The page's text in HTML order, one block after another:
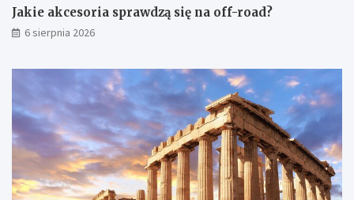
s
i
ę
a
f
-
r
a
d
n
a
c
:
a
k
t
c
z
Jakie akcesoria sprawdzą się na off-road?
6 sierpnia 2026